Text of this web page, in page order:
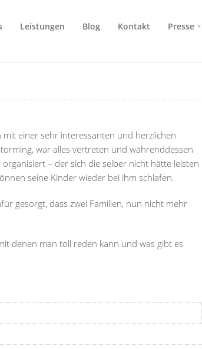
Leistungen Blog Kontakt Presse
einer sehr interessanten und herzlichen
war alles vertreten und währenddessen
– der sich die selber nicht hätte leisten
seine Kinder wieder bei ihm schlafen.
gesorgt, dass zwei Familien, nun nicht mehr
denen man toll reden kann und was gibt es